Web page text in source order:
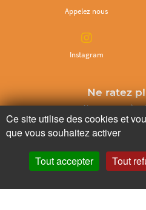
Appelez nous
Instagram
Ne ratez
Abonnez-vous à
Je
Ce site utilise des cookies et
que vous souhaitez activer
Tout accepter Tout